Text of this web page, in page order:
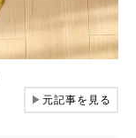
▶元記事を見る